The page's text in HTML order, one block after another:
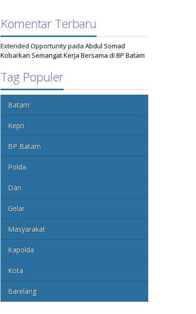
Komentar Terbaru
Extended OpportunitypadaAbdul Somad
Kobarkan Semangat Kerja Bersama di BP Batam
Tag Populer
Batam
Kepri
BP Batam
Polda
Dan
Gelar
Masyarakat
Kapolda
Kota
Barelang